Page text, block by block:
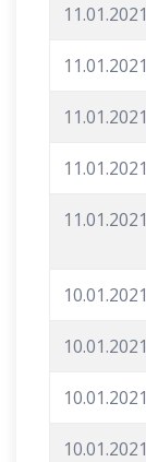
11.01.2021
11.01.2021
11.01.2021
11.01.2021
11.01.2021
10.01.2021
10.01.2021
10.01.2021
10.01.2021